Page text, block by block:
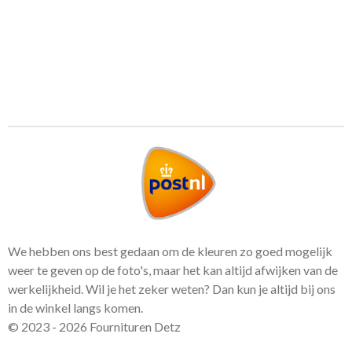
We hebben ons best gedaan om de kleuren zo goed mogelijk
weer te geven op de foto's, maar het kan altijd afwijken van de
werkelijkheid. Wil je het zeker weten? Dan kun je altijd bij ons
in de winkel langs komen.
© 2023 - 2026 Fournituren Detz